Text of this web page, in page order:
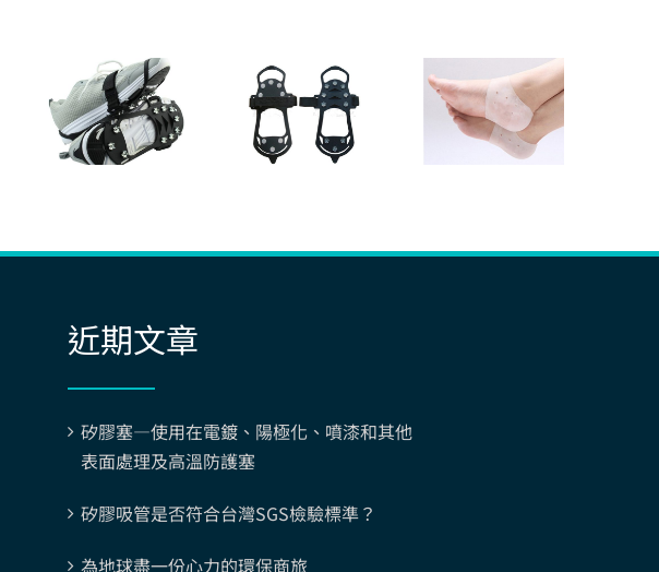
近期文章
矽膠塞—使用在電鍍、陽極化、噴漆和其他
表面處理及高溫防護塞
矽膠吸管是否符合台灣SGS檢驗標準？
為地球盡一份心力的環保商旅